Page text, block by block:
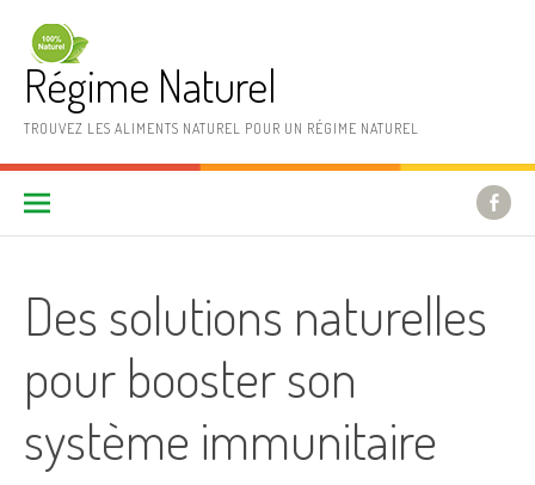
Régime Naturel
TROUVEZ LES ALIMENTS NATUREL POUR UN RÉGIME NATUREL
Des solutions naturelles
pour booster son
système immunitaire